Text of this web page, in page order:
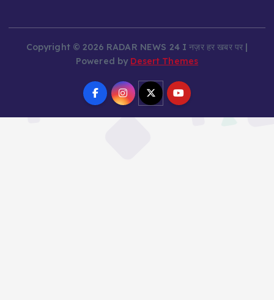
Copyright © 2026 RADAR NEWS 24 I नज़र हर खबर पर |
Powered byDesert Themes